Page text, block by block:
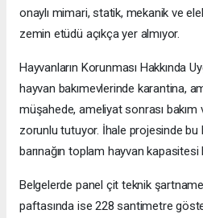
onaylı mimari, statik, mekanik ve
zemin etüdü açıkça yer almıyor.
Hayvanların Korunması Hakkında
hayvan bakımevlerinde karantina,
müşahede, ameliyat sonrası
zorunlu tutuyor. İhale projesinde bu
barınağın toplam hayvan kapasitesi
Belgelerde panel çit teknik
paftasında ise 228 santimetre